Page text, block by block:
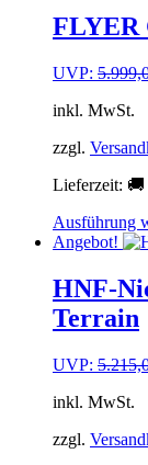
FLYER
UVP:
inkl. MwSt.
zzgl.
Lieferzeit: 🚚
Ausführung
Angebot!
HNF-
Terrain
UVP:
inkl. MwSt.
zzgl.